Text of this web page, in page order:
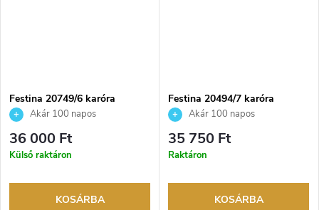
Festina 20749/6 karóra
Akár 100 napos
visszaküldési lehetőség. Hivatalos
márkakereskedő.
36 000 Ft
Külső raktáron
KOSÁRBA
Festina 20494/7 karóra
Akár 100 napos
visszaküldési lehetőség. Hivatalos
márkakereskedő.
35 750 Ft
Raktáron
KOSÁRBA